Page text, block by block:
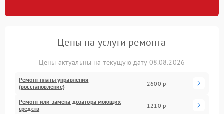
Цены на услуги ремонта
Цены актуальны на текущую дату 08.08.2026
Ремонт платы управления
(восстановление)
2600 р
Ремонт или замена дозатора моющих
средств
1210 р